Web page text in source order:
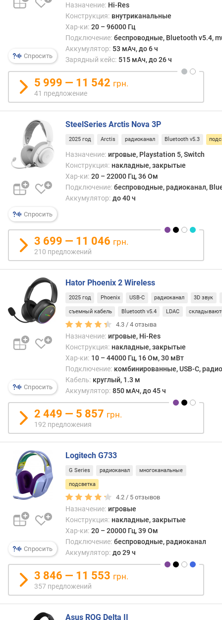
з
п
д
т
д
о
б
а
в
л
е
и
я
п
и
ч
е
т
в
е
д
л
о
ж
е
н
и
й
м
п
д
а
н
с
(
О
Спросить
Назначение: Hi-Res
Конструкция: внутриканальные
Хар-ки: 20 – 96000 Гц
Подключение: беспроводные, Bluetooth v5.4,
Аккумулятор: 53 мАч, до 6 ч
Зарядный кейс: 515 мАч, до 26 ч
5 999 — 11 542 грн.
41 предложение
Спросить
SteelSeries Arctis Nova 3P
2025 год Arctis радиоканал Bluetooth v5.3
Назначение: игровые, Playstation 5, Switch
Конструкция: накладные, закрытые
Хар-ки: 20 – 22000 Гц, 36 Ом
Подключение: беспроводные, радиоканал,
Аккумулятор: до 40 ч
3 699 — 11 046 грн.
210 предложений
Спросить
Hator Phoenix 2 Wireless
2025 год Phoenix USB-C радиоканал 3D звук
съемный кабель Bluetooth v5.4 LDAC
4.3 /4 отзыва
Назначение: игровые, Hi-Res
Конструкция: накладные, закрытые
Хар-ки: 10 – 44000 Гц, 16 Ом, 30 мВт
Подключение: комбинированные, USB-C,
Кабель: круглый, 1.3 м
Аккумулятор: 850 мАч, до 45 ч
2 449 — 5 857 грн.
192 предложения
Спросить
Logitech G733
G Series радиоканал многоканальные
подсветка
4.2 / 5 отзывов
Назначение: игровые
Конструкция: накладные, закрытые
Хар-ки: 20 – 20000 Гц, 39 Ом
Подключение: беспроводные, радиоканал
Аккумулятор: до 29 ч
3 846 — 11 553 грн.
357 предложений
Asus ROG Delta II